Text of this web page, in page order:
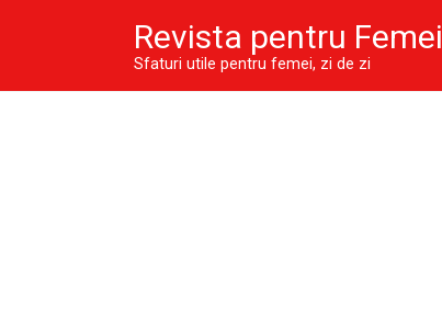
Revista pentru Femei
Sfaturi utile pentru femei, zi de zi